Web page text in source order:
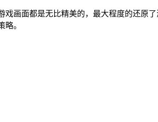
画面都是无比精美的，最大程度的还原
。